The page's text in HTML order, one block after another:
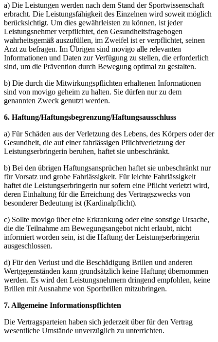
a) Die Leistungen werden nach dem Stand der Sportwissenschaft
erbracht. Die Leistungsfähigkeit des Einzelnen wird soweit möglich
berücksichtigt. Um dies gewährleisten zu können, ist jeder
Leistungsnehmer verpflichtet, den Gesundheitsfragebogen
wahrheitsgemäß auszufüllen, im Zweifel ist er verpflichtet, seinen
Arzt zu befragen. Im Übrigen sind movigo alle relevanten
Informationen und Daten zur Verfügung zu stellen, die erforderlich
sind, um die Prävention durch Bewegung optimal zu gestalten.
b) Die durch die Mitwirkungspflichten erhaltenen Informationen
sind von movigo geheim zu halten. Sie dürfen nur zu dem
genannten Zweck genutzt werden.
6. Haftung/Haftungsbegrenzung/Haftungsausschluss
a) Für Schäden aus der Verletzung des Lebens, des Körpers oder der
Gesundheit, die auf einer fahrlässigen Pflichtverletzung der
Leistungserbringerin beruhen, haftet sie unbeschränkt.
b) Bei den übrigen Haftungsansprüchen haftet sie unbeschränkt nur
für Vorsatz und grobe Fahrlässigkeit. Für leichte Fahrlässigkeit
haftet die Leistungserbringerin nur sofern eine Pflicht verletzt wird,
deren Einhaltung für die Erreichung des Vertragszwecks von
besonderer Bedeutung ist (Kardinalpflicht).
c) Sollte movigo über eine Erkrankung oder eine sonstige Ursache,
die die Teilnahme am Bewegungsangebot nicht erlaubt, nicht
informiert worden sein, ist die Haftung der Leistungserbringerin
ausgeschlossen.
d) Für den Verlust und die Beschädigung Brillen und anderen
Wertgegenständen kann grundsätzlich keine Haftung übernommen
werden. Es wird den Leistungsnehmern dringend empfohlen, keine
Brillen mit Ausnahme von Sportbrillen mitzubringen.
7. Allgemeine Informationspflichten
Die Vertragsparteien haben sich jederzeit über für den Vertrag
wesentliche Umstände unverzüglich zu unterrichten.